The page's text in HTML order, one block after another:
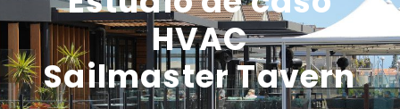
HVAC
Sailmaster Tavern